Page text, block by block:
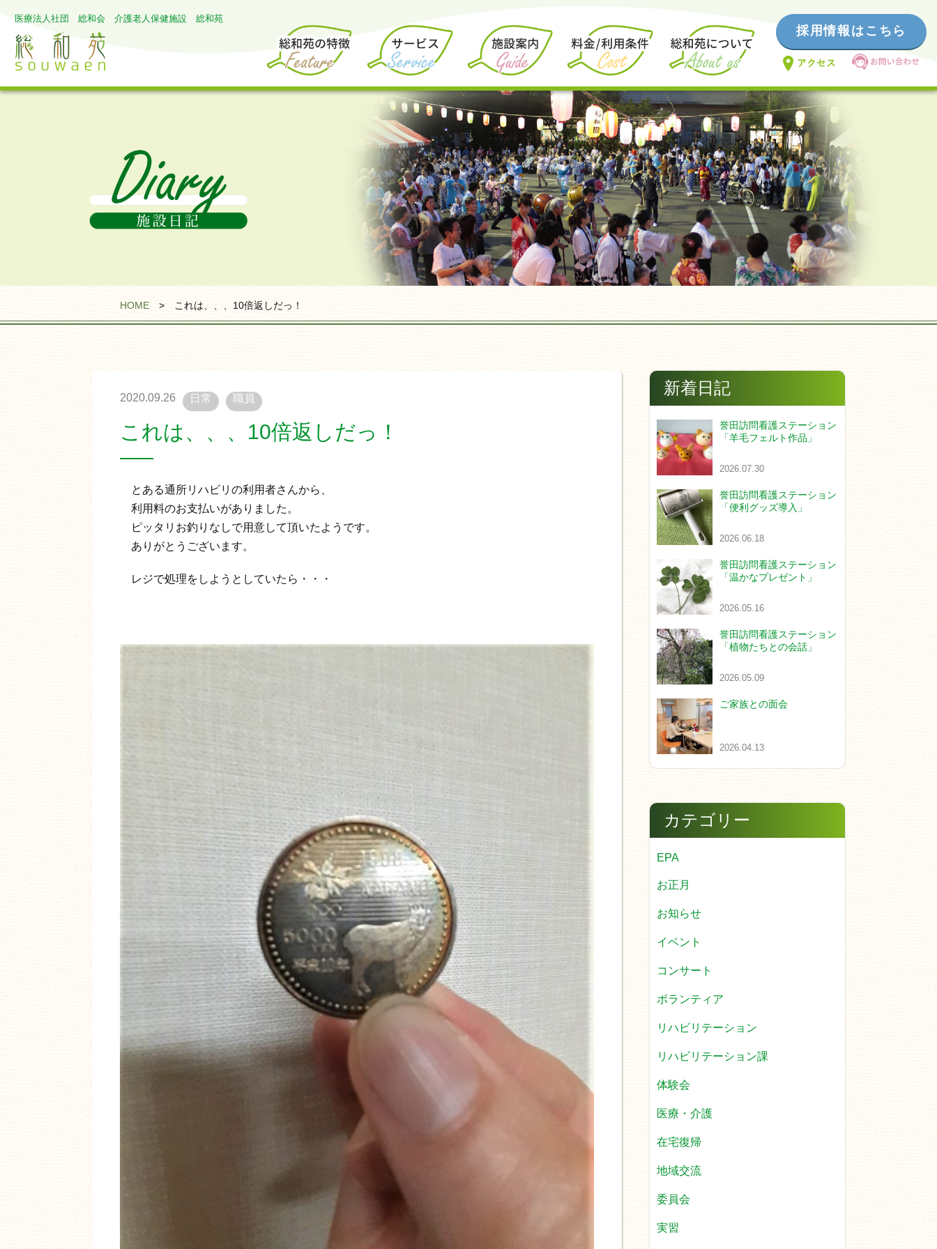
医療法人社団 総和会 介護老人保健施設 総和苑
採用情報はこちら
HOME > これは、、、10倍返しだっ！
2020.09.26 日常 職員
これは、、、10倍返しだっ！
とある通所リハビリの利用者さんから、
利用料のお支払いがありました。
ピッタリお釣りなしで用意して頂いたようです。
ありがとうございます。
レジで処理をしようとしていたら・・・
新着日記
誉田訪問看護ステーション
「羊毛フェルト作品」
2026.07.30
誉田訪問看護ステーション
「便利グッズ導入」
2026.06.18
誉田訪問看護ステーション
「温かなプレゼント」
2026.05.16
誉田訪問看護ステーション
「植物たちとの会話」
2026.05.09
ご家族との面会
2026.04.13
カテゴリー
EPA
お正月
お知らせ
イベント
コンサート
ボランティア
リハビリテーション
リハビリテーション課
体験会
医療・介護
在宅復帰
地域交流
委員会
実習